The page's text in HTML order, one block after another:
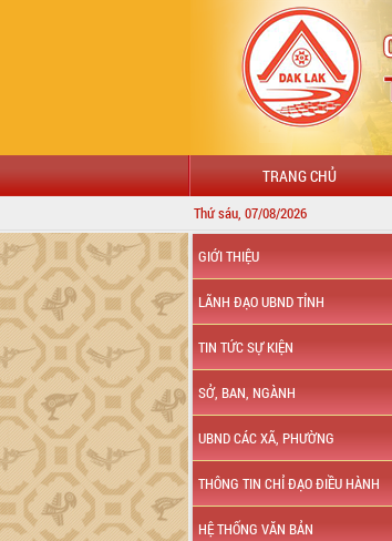
TRANG CHỦ
Thứ sáu, 07/08/2026
GIỚI THIỆU
LÃNH ĐẠO UBND TỈNH
TIN TỨC SỰ KIỆN
SỞ, BAN, NGÀNH
UBND CÁC XÃ, PHƯỜNG
THÔNG TIN CHỈ ĐẠO ĐIỀU HÀNH
HỆ THỐNG VĂN BẢN